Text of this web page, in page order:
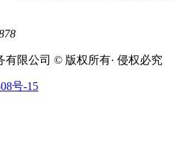
限公司 © 版权所有· 侵权必究
号-15